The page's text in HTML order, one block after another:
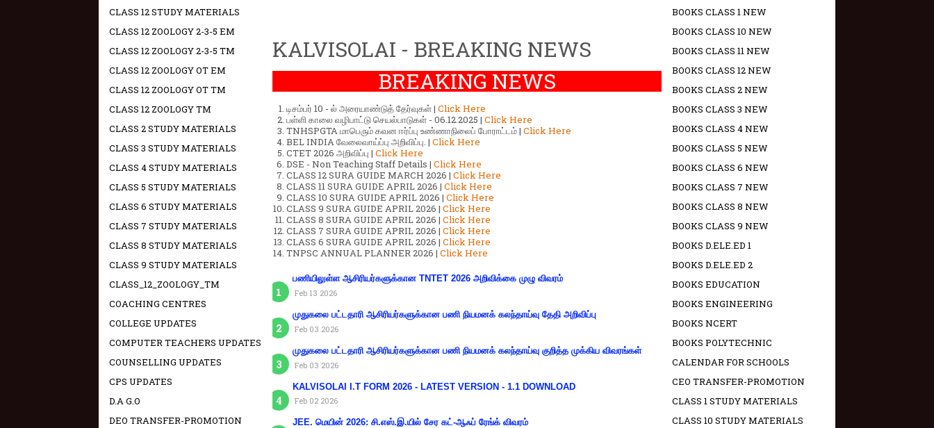
KALVISOLAI - BREAKING NEWS
BREAKING NEWS
டிசம்பர் 10 - ல் அரையாண்டுத் தேர்வுகள் | Click Here
பள்ளி காலை வழிபாட்டு செயல்பாடுகள் - 06.12.2025 | Click Here
TNHSPGTA மாபெரும் கவன ஈர்ப்பு உண்ணாநிலைப் போராட்டம் | Click Here
BEL INDIA வேலைவாய்ப்பு அறிவிப்பு. | Click Here
CTET 2026 அறிவிப்பு | Click Here
DSE - Non Teaching Staff Details | Click Here
CLASS 12 SURA GUIDE MARCH 2026 | Click Here
CLASS 11 SURA GUIDE APRIL 2026 | Click Here
CLASS 10 SURA GUIDE APRIL 2026 | Click Here
CLASS 9 SURA GUIDE APRIL 2026 | Click Here
CLASS 8 SURA GUIDE APRIL 2026 | Click Here
CLASS 7 SURA GUIDE APRIL 2026 | Click Here
CLASS 6 SURA GUIDE APRIL 2026 | Click Here
TNPSC ANNUAL PLANNER 2026 | Click Here
பணியிலுள்ள ஆசிரியர்களுக்கான TNTET 2026 அறிவிக்கை முழு விவரம்
Feb 13 2026
முதுகலை பட்டதாரி ஆசிரியர்களுக்கான பணி நியமனக் கலந்தாய்வு தேதி அறிவிப்பு
Feb 03 2026
முதுகலை பட்டதாரி ஆசிரியர்களுக்கான பணி நியமனக் கலந்தாய்வு குறித்த முக்கிய விவரங்கள்
Feb 03 2026
KALVISOLAI I.T FORM 2026 - LATEST VERSION - 1.1 DOWNLOAD
Feb 02 2026
JEE. மெயின் 2026: சி.எஸ்.இ.யில் சேர கட்-ஆஃப் ரேங்க் விவரம்
CLASS 12 STUDY MATERIALS
CLASS 12 ZOOLOGY 2-3-5 EM
CLASS 12 ZOOLOGY 2-3-5 TM
CLASS 12 ZOOLOGY OT EM
CLASS 12 ZOOLOGY OT TM
CLASS 12 ZOOLOGY TM
CLASS 2 STUDY MATERIALS
CLASS 3 STUDY MATERIALS
CLASS 4 STUDY MATERIALS
CLASS 5 STUDY MATERIALS
CLASS 6 STUDY MATERIALS
CLASS 7 STUDY MATERIALS
CLASS 8 STUDY MATERIALS
CLASS 9 STUDY MATERIALS
CLASS_12_ZOOLOGY_TM
COACHING CENTRES
COLLEGE UPDATES
COMPUTER TEACHERS UPDATES
COUNSELLING UPDATES
CPS UPDATES
D.A G.O
DEO TRANSFER-PROMOTION
BOOKS CLASS 1 NEW
BOOKS CLASS 10 NEW
BOOKS CLASS 11 NEW
BOOKS CLASS 12 NEW
BOOKS CLASS 2 NEW
BOOKS CLASS 3 NEW
BOOKS CLASS 4 NEW
BOOKS CLASS 5 NEW
BOOKS CLASS 6 NEW
BOOKS CLASS 7 NEW
BOOKS CLASS 8 NEW
BOOKS CLASS 9 NEW
BOOKS D.ELE.ED 1
BOOKS D.ELE.ED 2
BOOKS EDUCATION
BOOKS ENGINEERING
BOOKS NCERT
BOOKS POLYTECHNIC
CALENDAR FOR SCHOOLS
CEO TRANSFER-PROMOTION
CLASS 1 STUDY MATERIALS
CLASS 10 STUDY MATERIALS